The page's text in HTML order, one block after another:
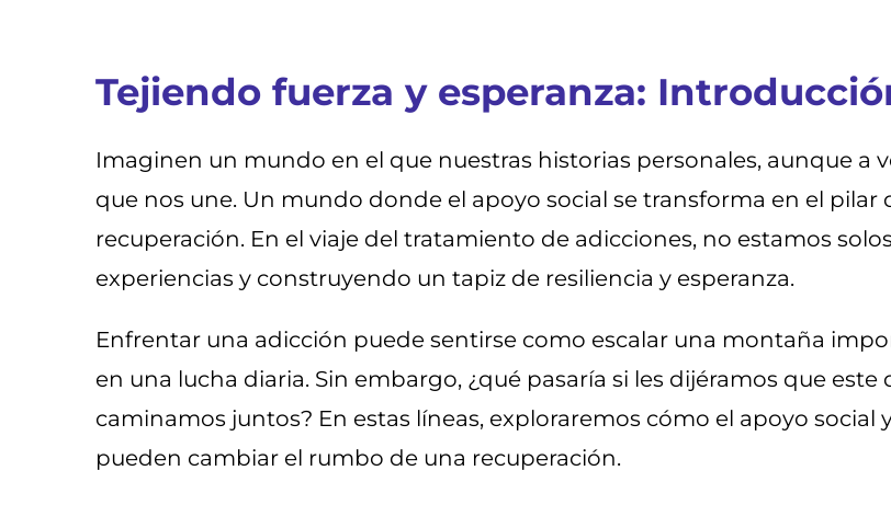
Tejiendo fuerza y esperanza:
Imaginen un mundo en el que nuestras historias personales, aunque a
que nos une. Un mundo donde el apoyo social se transforma en el pilar
recuperación. En el viaje del tratamiento de adicciones, no estamos
experiencias y construyendo un tapiz de resiliencia y esperanza.
Enfrentar una adicción puede sentirse como escalar una montaña
en una lucha diaria. Sin embargo, ¿qué pasaría si les dijéramos que
caminamos juntos? En estas líneas, exploraremos cómo el apoyo
pueden cambiar el rumbo de una recuperación.